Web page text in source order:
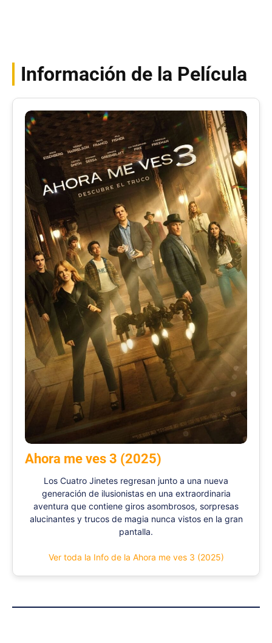
Información de la Película
Ahora me ves 3 (2025)
Los Cuatro Jinetes regresan junto a una nueva
generación de ilusionistas en una extraordinaria
aventura que contiene giros asombrosos, sorpresas
alucinantes y trucos de magia nunca vistos en la gran
pantalla.
Ver toda la Info de la Ahora me ves 3 (2025)